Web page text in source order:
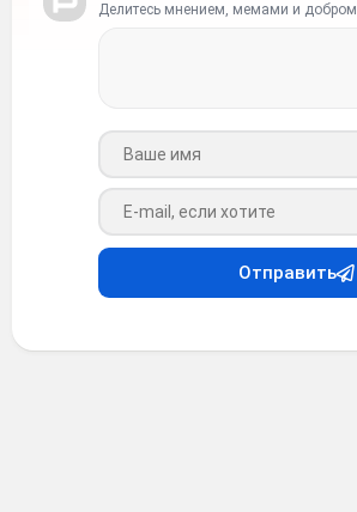
Делитесь мнением, мемами и добром
Ваше имя
Ваш e-mail
Отправить